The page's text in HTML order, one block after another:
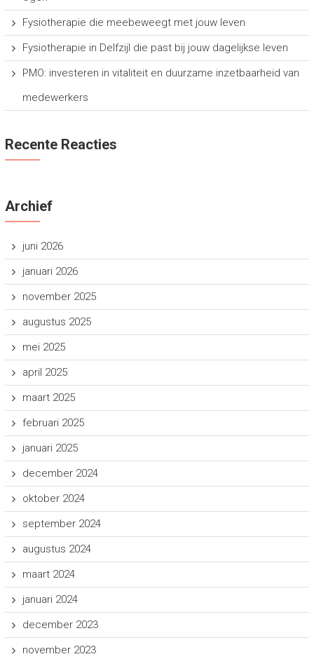
Fysiotherapie die meebeweegt met jouw leven
Fysiotherapie in Delfzijl die past bij jouw dagelijkse leven
PMO: investeren in vitaliteit en duurzame inzetbaarheid van
medewerkers
Recente Reacties
Archief
juni 2026
januari 2026
november 2025
augustus 2025
mei 2025
april 2025
maart 2025
februari 2025
januari 2025
december 2024
oktober 2024
september 2024
augustus 2024
maart 2024
januari 2024
december 2023
november 2023